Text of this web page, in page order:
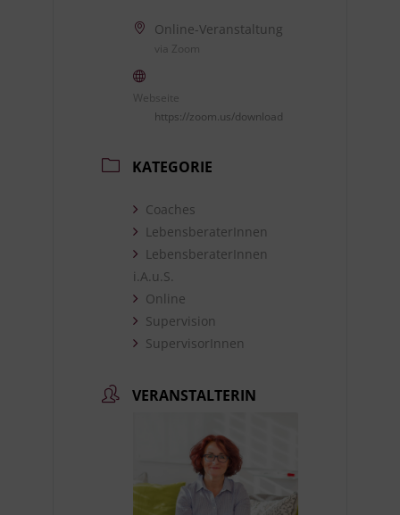
Online-Veranstaltung
via Zoom
Webseite
https://zoom.us/download
KATEGORIE
Coaches
LebensberaterInnen
LebensberaterInnen
i.A.u.S.
Online
Supervision
SupervisorInnen
VERANSTALTERIN